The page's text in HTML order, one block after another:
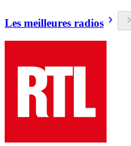
Les meilleures radios